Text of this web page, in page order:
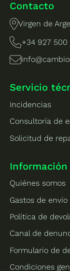
Contacto
Virgen de
+34 927 500
Servicio
Incidencias
Consultoría de
Solicitud de
Información
Quiénes somos
Gastos de envío
Política de
Canal de
Formulario de
Condiciones